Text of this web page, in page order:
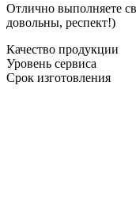
Отлично выполняете
довольны, респект!)
Качество продукции
Уровень сервиса
Срок изготовления